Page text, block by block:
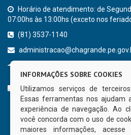
Horário de atendimento: de
07:00hs às 13:00hs (exceto nos
(81) 3537-1140
CURTA NOSSA FAN
INFORMAÇÕES SOBRE COOKIES
Utilizamos serviços de
Essas ferramentas nos ajudam
experiência de navegação. Ao
você concorda com o uso de
maiores informações,